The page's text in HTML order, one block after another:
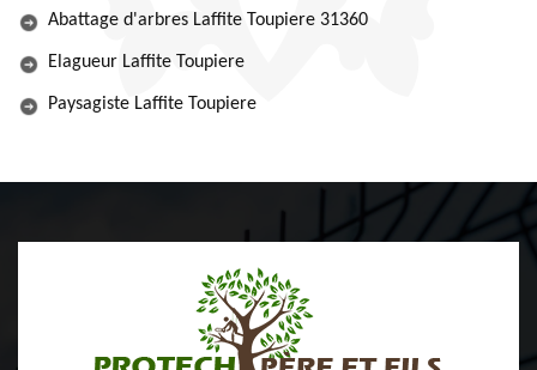
Abattage d'arbres Laffite Toupiere 31360
Elagueur Laffite Toupiere
Paysagiste Laffite Toupiere